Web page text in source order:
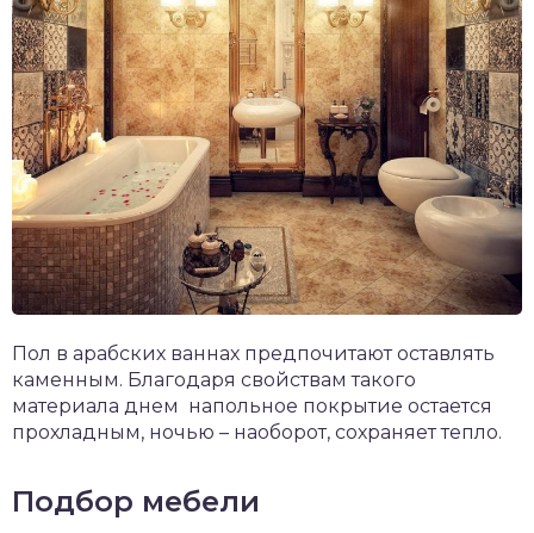
Пол в арабских ваннах предпочитают оставлять
каменным. Благодаря свойствам такого
материала днем напольное покрытие остается
прохладным, ночью – наоборот, сохраняет тепло.
Подбор мебели